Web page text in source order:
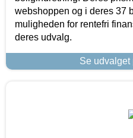
webshoppen og i deres 37
muligheden for rentefri
deres udvalg.
Se udvalget